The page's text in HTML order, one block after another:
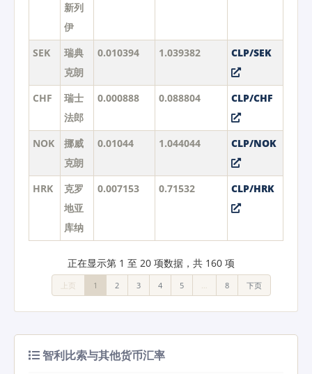
新列
伊
SEK
瑞典
克朗
0.010394 1.039382 CLP/SEK
CHF
瑞士
法郎
0.000888 0.088804 CLP/CHF
NOK
挪威
克朗
0.01044 1.044044 CLP/NOK
HRK
克罗
地亚
库纳
0.007153 0.71532 CLP/HRK
正在显示第 1 至 20 项数据，共 160 项
上页 1 2 3 4 5 … 8 下页
智利比索与其他货币汇率